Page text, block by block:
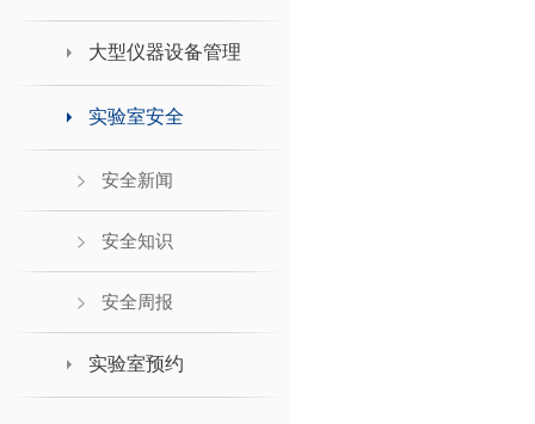
大型仪器设备管理
实验室安全
安全新闻
安全知识
安全周报
实验室预约